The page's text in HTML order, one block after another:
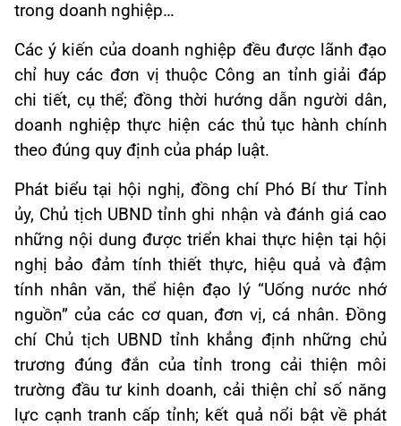
trong doanh nghiệp…
Các ý kiến của doanh nghiệp đều được lãnh đạo
chỉ huy các đơn vị thuộc Công an tỉnh giải đáp
chi tiết, cụ thể; đồng thời hướng dẫn người dân,
doanh nghiệp thực hiện các thủ tục hành chính
theo đúng quy định của pháp luật.
Phát biểu tại hội nghị, đồng chí Phó Bí thư Tỉnh
ủy, Chủ tịch UBND tỉnh ghi nhận và đánh giá cao
những nội dung được triển khai thực hiện tại hội
nghị bảo đảm tính thiết thực, hiệu quả và đậm
tính nhân văn, thể hiện đạo lý “Uống nước nhớ
nguồn” của các cơ quan, đơn vị, cá nhân. Đồng
chí Chủ tịch UBND tỉnh khẳng định những chủ
trương đúng đắn của tỉnh trong cải thiện môi
trường đầu tư kinh doanh, cải thiện chỉ số năng
lực cạnh tranh cấp tỉnh; kết quả nổi bật về phát